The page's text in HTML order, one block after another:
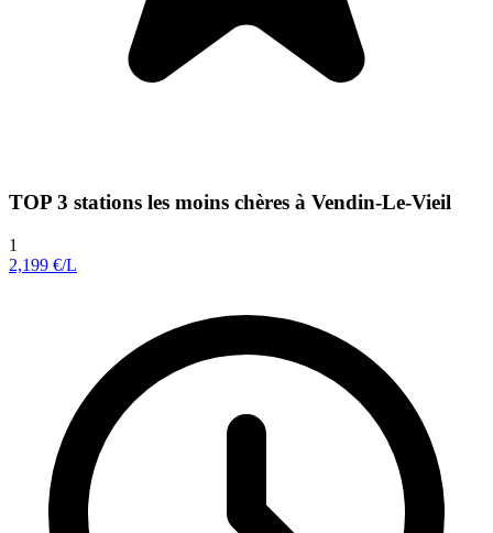
TOP 3 stations les moins chères à Vendin-Le-Vieil
1
2,199 €/L